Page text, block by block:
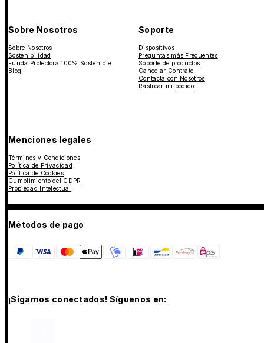
Sobre Nosotros
Sobre Nosotros
Sostenibilidad
Funda Protectora 100% Sostenible
Blog
Soporte
Dispositivos
Preguntas más Frecuentes
Soporte de productos
Cancelar Contrato
Contacta con Nosotros
Rastrear mi pedido
Menciones legales
Términos y Condiciones
Política de Privacidad
Política de Cookies
Cumplimiento del GDPR
Propiedad Intelectual
Métodos de pago
¡Sigamos conectados! Síguenos en: